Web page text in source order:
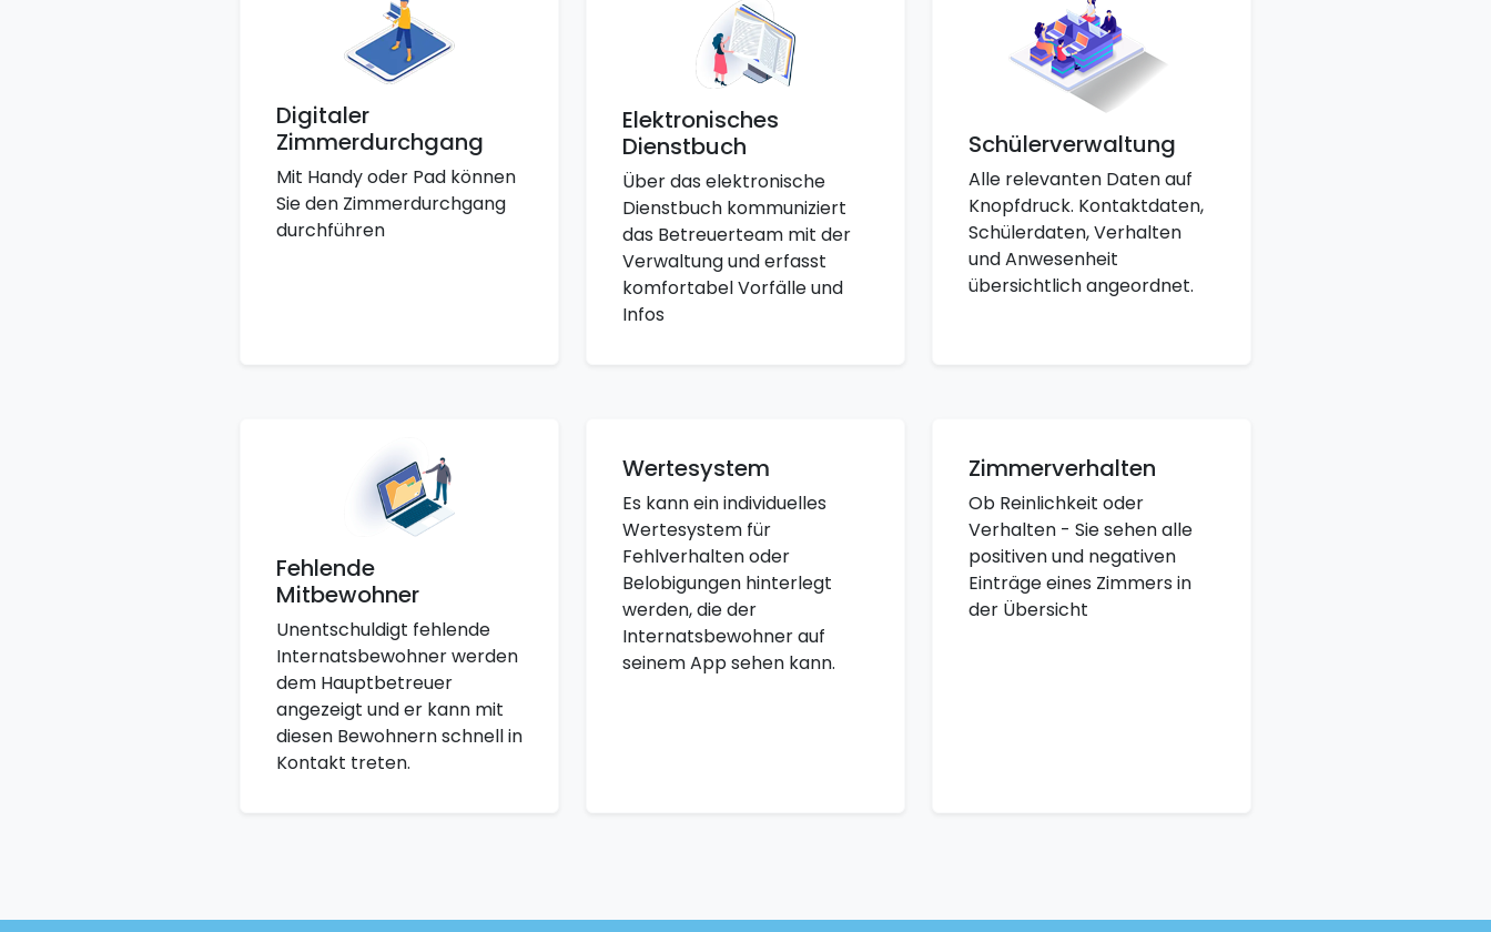
Digitaler
Zimmerdurchgang
Mit Handy oder Pad können
Sie den Zimmerdurchgang
durchführen
Elektronisches
Dienstbuch
Über das elektronische
Dienstbuch kommuniziert
das Betreuerteam mit der
Verwaltung und erfasst
komfortabel Vorfälle und
Infos
Schülerverwaltung
Alle relevanten Daten auf
Knopfdruck. Kontaktdaten,
Schülerdaten, Verhalten
und Anwesenheit
übersichtlich angeordnet.
Fehlende
Mitbewohner
Unentschuldigt fehlende
Internatsbewohner werden
dem Hauptbetreuer
angezeigt und er kann mit
diesen Bewohnern schnell in
Kontakt treten.
Wertesystem
Es kann ein individuelles
Wertesystem für
Fehlverhalten oder
Belobigungen hinterlegt
werden, die der
Internatsbewohner auf
seinem App sehen kann.
Zimmerverhalten
Ob Reinlichkeit oder
Verhalten - Sie sehen alle
positiven und negativen
Einträge eines Zimmers in
der Übersicht